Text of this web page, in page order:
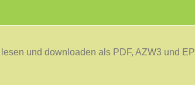
und downloaden als PDF, AZW3 und